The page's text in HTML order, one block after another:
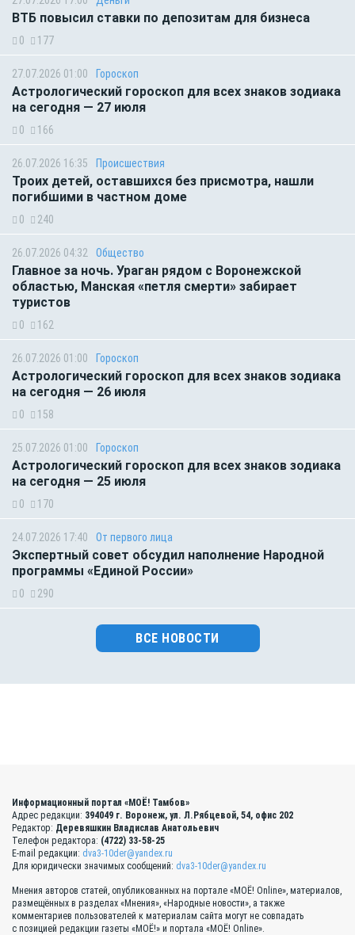
ВТБ повысил ставки по депозитам для бизнеса
0 177
27.07.2026 01:00 Гороскоп
Астрологический гороскоп для всех знаков зодиака
на сегодня — 27 июля
0 166
26.07.2026 16:35 Происшествия
Троих детей, оставшихся без присмотра, нашли
погибшими в частном доме
0 240
26.07.2026 04:32 Общество
Главное за ночь. Ураган рядом с Воронежской
областью, Манская «петля смерти» забирает
туристов
0 162
26.07.2026 01:00 Гороскоп
Астрологический гороскоп для всех знаков зодиака
на сегодня — 26 июля
0 158
25.07.2026 01:00 Гороскоп
Астрологический гороскоп для всех знаков зодиака
на сегодня — 25 июля
0 170
24.07.2026 17:40 От первого лица
Экспертный совет обсудил наполнение Народной
программы «Единой России»
0 290
ВСЕ НОВОСТИ
Информационный портал «МОЁ! Тамбов»
Адрес редакции: 394049 г. Воронеж, ул. Л.Рябцевой, 54, офис 202
Редактор: Деревяшкин Владислав Анатольевич
Телефон редактора: (4722) 33-58-25
E-mail редакции: dva3-10der@yandex.ru
Для юридически значимых сообщений: dva3-10der@yandex.ru
Мнения авторов статей, опубликованных на портале «МОЁ! Online», материалов,
размещённых в разделах «Мнения», «Народные новости», а также
комментариев пользователей к материалам сайта могут не совпадать
с позицией редакции газеты «МОЁ!» и портала «МОЁ! Online».